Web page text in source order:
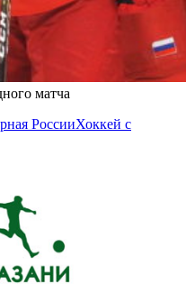
матча
РоссииХоккей с